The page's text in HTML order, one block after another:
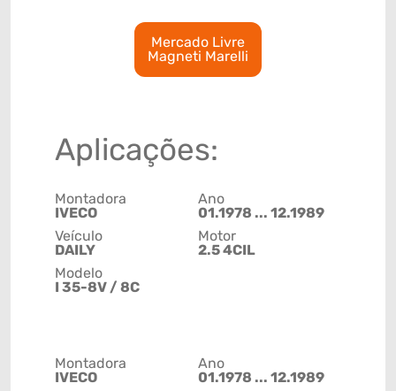
Mercado Livre
Magneti Marelli
Aplicações:
Montadora
IVECO
Veículo
DAILY
Modelo
I 35-8V / 8C
Ano
01.1978 ... 12.1989
Motor
2.5 4CIL
Montadora
IVECO
Ano
01.1978 ... 12.1989